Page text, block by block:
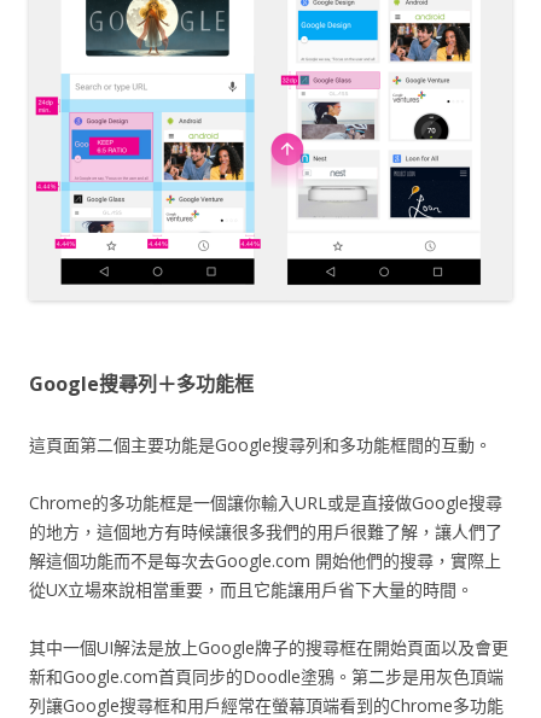
Google搜尋列＋多功能框
這頁面第二個主要功能是Google搜尋列和多功能框間的互動。
Chrome的多功能框是一個讓你輸入URL或是直接做Google搜尋
的地方，這個地方有時候讓很多我們的用戶很難了解，讓人們了
解這個功能而不是每次去Google.com 開始他們的搜尋，實際上
從UX立場來說相當重要，而且它能讓用戶省下大量的時間。
其中一個UI解法是放上Google牌子的搜尋框在開始頁面以及會更
新和Google.com首頁同步的Doodle塗鴉。第二步是用灰色頂端
列讓Google搜尋框和用戶經常在螢幕頂端看到的Chrome多功能